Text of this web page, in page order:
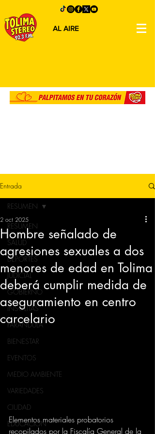
AL AIRE
Entrada
RESUMEN
SALUD
DEPORTES
JUDICIAL
GOBIERNO
INSÓLITAS
FARANDULA
BIENESTAR
EVENTOS
MEDIO AMBIENTE
VARIEDADES
CIUDAD
EDUCACION
RESUMEN
Hombre señalado de
agresiones sexuales a dos
menores de edad en Tolima
deberá cumplir medida de
aseguramiento en centro
carcelario
2 oct 2025
Elementos materiales probatorios
recopilados por la Fiscalía General de la